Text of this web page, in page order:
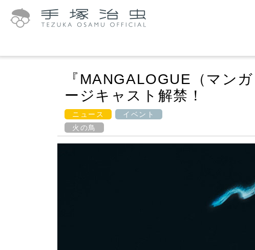
『MANGALOGUE（マン
ージキャスト解禁！
ニュース
イベント
火の鳥